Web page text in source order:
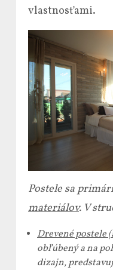
vlastnosťami.
Postele sa
materiálov. V
Drevené postele
obľúbený a na
dizajn,